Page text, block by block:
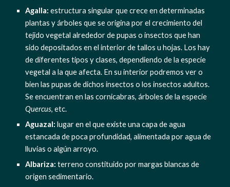
Agalla: estructura singular que crece en determinadas
plantas y árboles que se origina por el crecimiento del
tejido vegetal alrededor de pupas o insectos que han
sido depositados en el interior de tallos u hojas. Los hay
de diferentes tipos y clases, dependiendo de la especie
vegetal a la que afecta. En su interior podremos ver o
bien las pupas de dichos insectos o los insectos adultos.
Quercus, etc.
Aguazal: lugar en el que existe una capa de agua
estancada de poca profundidad, alimentada por agua de
lluvias o algún arroyo.
Albariza: terreno constituido por margas blancas de
origen sedimentario.